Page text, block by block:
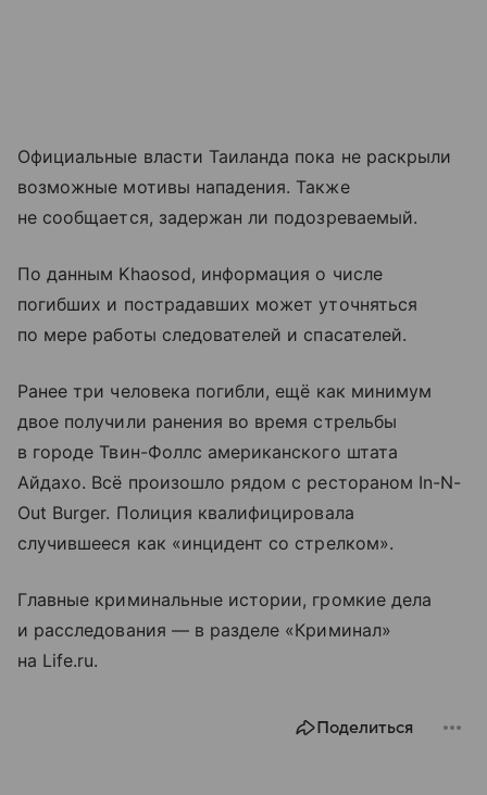
Официальные власти Таиланда пока не раскрыли
возможные мотивы нападения. Также
не сообщается, задержан ли подозреваемый.
По данным Khaosod, информация о числе
погибших и пострадавших может уточняться
по мере работы следователей и спасателей.
Ранее три человека погибли, ещё как минимум
двое получили ранения во время стрельбы
в городе Твин-Фоллс американского штата
Айдахо. Всё произошло рядом с рестораном In-N-
Out Burger. Полиция квалифицировала
случившееся как «инцидент со стрелком».
Главные криминальные истории, громкие дела
и расследования — в разделе «Криминал»
на Life.ru.
Поделиться